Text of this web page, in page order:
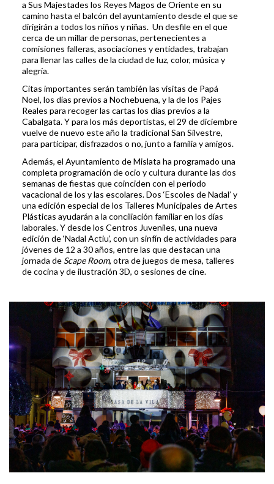
a Sus Majestades los Reyes Magos de Oriente en su
camino hasta el balcón del ayuntamiento desde el que se
dirigirán a todos los niños y niñas. Un desfile en el que
cerca de un millar de personas, pertenecientes a
comisiones falleras, asociaciones y entidades, trabajan
para llenar las calles de la ciudad de luz, color, música y
alegría.
Citas importantes serán también las visitas de Papá
Noel, los días previos a Nochebuena, y la de los Pajes
Reales para recoger las cartas los días previos a la
Cabalgata. Y para los más deportistas, el 29 de diciembre
vuelve de nuevo este año la tradicional San Silvestre,
para participar, disfrazados o no, junto a familia y amigos.
Además, el Ayuntamiento de Mislata ha programado una
completa programación de ocio y cultura durante las dos
semanas de fiestas que coinciden con el periodo
vacacional de los y las escolares. Dos ‘Escoles de Nadal’ y
una edición especial de los Talleres Municipales de Artes
Plásticas ayudarán a la conciliación familiar en los días
laborales. Y desde los Centros Juveniles, una nueva
edición de ‘Nadal Actiu’, con un sinfín de actividades para
jóvenes de 12 a 30 años, entre las que destacan una
jornada de Scape Room, otra de juegos de mesa, talleres
de cocina y de ilustración 3D, o sesiones de cine.